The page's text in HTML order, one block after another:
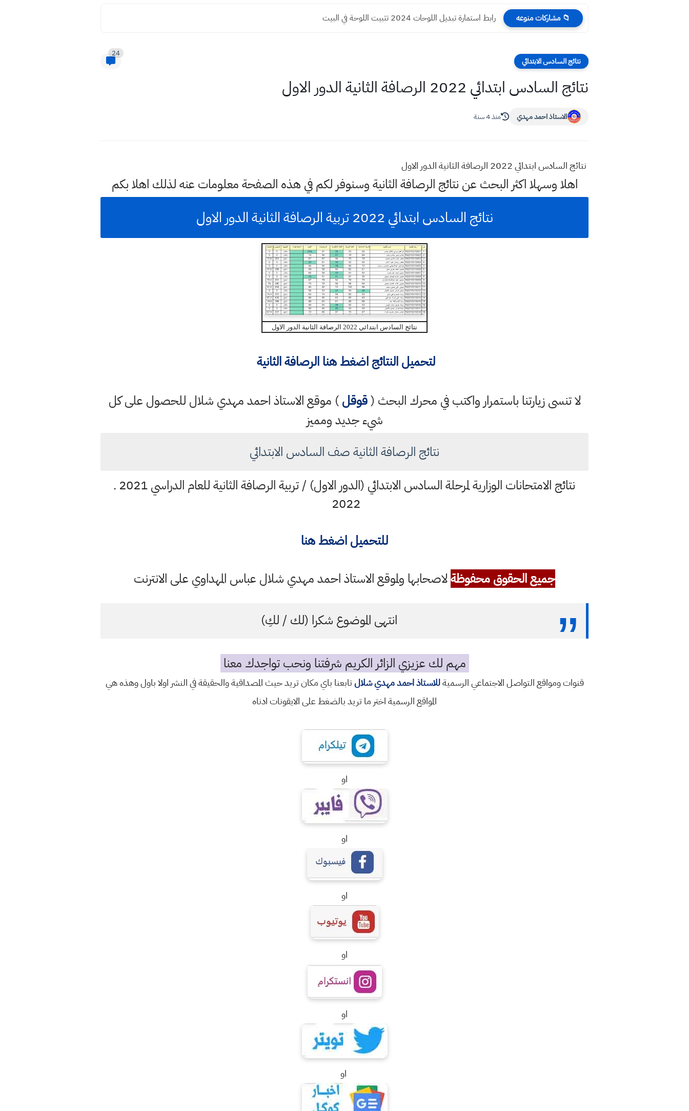
📁 مشاركات منوعه رابط استمارة تبديل اللوحات 2024 تثبيت اللوحة في البيت
نتائج السادس الابتدائي
24
نتائج السادس ابتدائي 2022 الرصافة الثانية الدور الاول
الاستاذ احمد مهدي منذ 4 سنة
نتائج السادس ابتدائي 2022 الرصافة الثانية الدور الاول
اهلا وسهلا اكثر البحث عن نتائج الرصافة الثانية وسنوفر لكم في هذه الصفحة معلومات عنه لذلك اهلا بكم
نتائج السادس ابتدائي 2022 تربية الرصافة الثانية الدور الاول
نتائج السادس ابتدائي 2022 الرصافة الثانية الدور الاول
لتحميل النتائج اضغط هنا الرصافة الثانية
لا تنسى زيارتنا باستمرار واكتب في محرك البحث (قوقل) موقع الاستاذ احمد مهدي شلال للحصول على كل
شيء جديد ومميز
نتائج الرصافة الثانية صف السادس الابتدائي
نتائج الامتحانات الوزارية لمرحلة السادس الابتدائي (الدور الاول) / تربية الرصافة الثانية للعام الدراسي 2021 ـ
2022
للتحميل اضغط هنا
جميع الحقوق محفوظةلاصحابها ولموقع الاستاذ احمد مهدي شلال عباس المهداوي على الانترنت
انتهى الموضوع شكرا (لك / لكِ)
مهم لك عزيزي الزائر الكريم شرفتنا ونحب تواجدك معنا
قنوات ومواقع التواصل الاجتماعي الرسميةللاستاذ احمد مهدي شلالتابعنا باي مكان تريد حيث المصداقية والحقيقة في النشر اولا باول وهذه هي
المواقع الرسمية اختر ما تريد بالضغط على الايقونات ادناه
او
او
او
او
او
او